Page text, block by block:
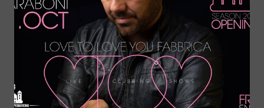
Space Ibiza, il 26 ha fatto ballare Cocoon @ Amnesia… In
console in Room 1 con tINI c'è anche Alex Rubino, dj
resident del Bolgia. Alla voce invece come sempre arriva
Manuel Shock, icona del club e della notte. La Room 2
invece per una notte diventa Alter Ego Privé. Direttamente
dal top club della collina veronese arrivano le sue colonne
musicali: Marco Dionigi ...